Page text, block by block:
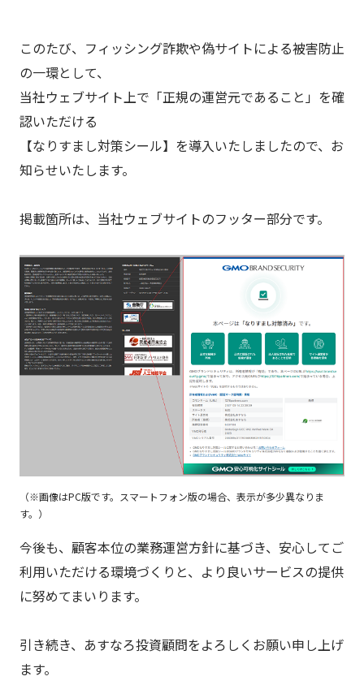
このたび、フィッシング詐欺や偽サイトによる被害防止
の一環として、
当社ウェブサイト上で「正規の運営元であること」を確
認いただける
【なりすまし対策シール】を導入いたしましたので、お
知らせいたします。
掲載箇所は、当社ウェブサイトのフッター部分です。
（※画像はPC版です。スマートフォン版の場合、表示が多少異なりま
す。）
今後も、顧客本位の業務運営方針に基づき、安心してご
利用いただける環境づくりと、より良いサービスの提供
に努めてまいります。
引き続き、あすなろ投資顧問をよろしくお願い申し上げ
ます。